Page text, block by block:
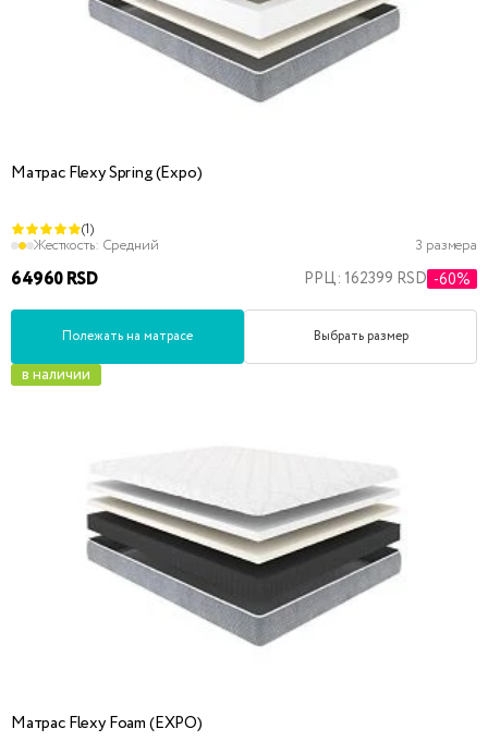
Матрас Flexy Spring (Expo)
(1)
Жесткость: Средний 3 размера
64960 RSD РРЦ: 162399 RSD -60%
Полежать на матрасе Выбрать размер
в наличии
Матрас Flexy Foam (EXPO)